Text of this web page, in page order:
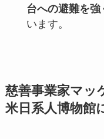
台への避難を
います。
慈善事業家マッ
米日系人博物館